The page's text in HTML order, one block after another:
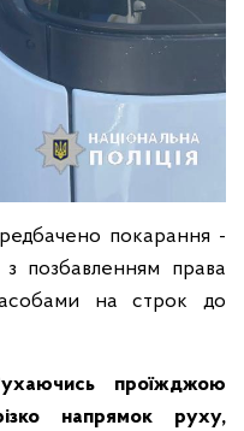
покарання -
позбавленням права
на строк до
проїжджою
напрямок руху,